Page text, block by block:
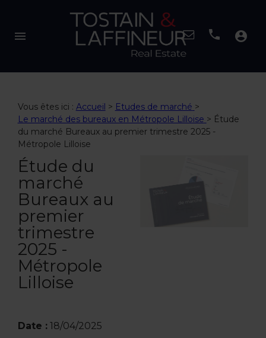
menu account_circle
Vous êtes ici : Accueil > Etudes de marché >
Le marché des bureaux en Métropole Lilloise > Étude
du marché Bureaux au premier trimestre 2025 -
Métropole Lilloise
Étude du
marché
Bureaux au
premier
trimestre
2025 -
Métropole
Lilloise
Date :18/04/2025